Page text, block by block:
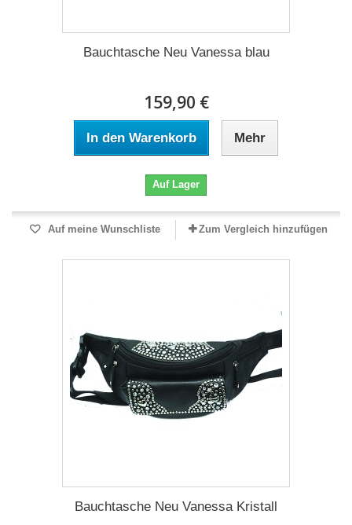
Bauchtasche Neu Vanessa blau
159,90 €
In den Warenkorb Mehr
Auf Lager
Auf meine Wunschliste Zum Vergleich hinzufügen
Bauchtasche Neu Vanessa Kristall